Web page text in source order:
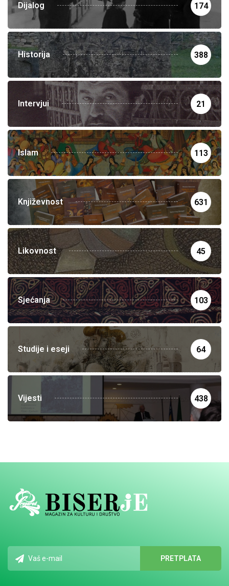
Dijalog 174
Historija 388
Intervjui 21
Islam 113
Književnost 631
Likovnost 45
Sjećanja 103
Studije i eseji 64
Vijesti 438